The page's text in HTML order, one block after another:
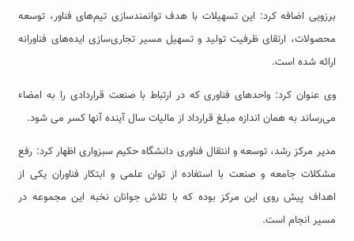
برزویی اضافه کرد: این تسهیلات با هدف توانمندسازی تیم‌های فناور، توسعه
محصولات، ارتقای ظرفیت تولید و تسهیل مسیر تجاری‌سازی ایده‌های فناورانه
ارائه شده است.
وی عنوان کرد: واحدهای فناوری که در ارتباط با صنعت قراردادی را به امضاء
می‌رساند به همان اندازه مبلغ قرارداد از مالیات سال آینده آنها کسر می شود.
مدیر مرکز رشد، توسعه و انتقال فناوری دانشگاه حکیم سبزواری اظهار کرد: رفع
مشکلات جامعه و صنعت با استفاده از توان علمی و ابتکار فناوران یکی از
اهداف پیش روی این مرکز بوده که با تلاش جوانان نخبه این مجموعه در
مسیر انجام است.